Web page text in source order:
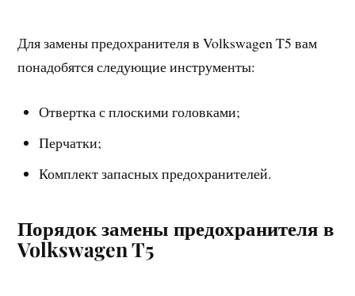
Для замены предохранителя в Volkswagen T5 вам
понадобятся следующие инструменты:
Отвертка с плоскими головками;
Перчатки;
Комплект запасных предохранителей.
Порядок замены предохранителя в
Volkswagen T5